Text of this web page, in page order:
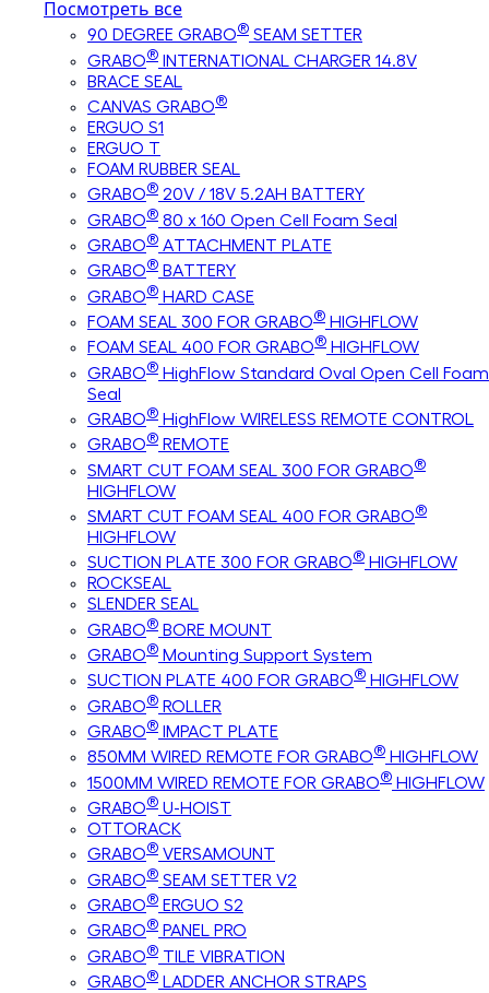
Посмотреть все
90 DEGREE GRABO® SEAM SETTER
GRABO® INTERNATIONAL CHARGER 14.8V
BRACE SEAL
CANVAS GRABO®
ERGUO S1
ERGUO T
FOAM RUBBER SEAL
GRABO® 20V / 18V 5.2AH BATTERY
GRABO® 80 x 160 Open Cell Foam Seal
GRABO® ATTACHMENT PLATE
GRABO® BATTERY
GRABO® HARD CASE
FOAM SEAL 300 FOR GRABO® HIGHFLOW
FOAM SEAL 400 FOR GRABO® HIGHFLOW
GRABO® HighFlow Standard Oval Open Cell Foam
Seal
GRABO® HighFlow WIRELESS REMOTE CONTROL
GRABO® REMOTE
SMART CUT FOAM SEAL 300 FOR GRABO®
HIGHFLOW
SMART CUT FOAM SEAL 400 FOR GRABO®
HIGHFLOW
SUCTION PLATE 300 FOR GRABO® HIGHFLOW
ROCKSEAL
SLENDER SEAL
GRABO® BORE MOUNT
GRABO® Mounting Support System
SUCTION PLATE 400 FOR GRABO® HIGHFLOW
GRABO® ROLLER
GRABO® IMPACT PLATE
850MM WIRED REMOTE FOR GRABO® HIGHFLOW
1500MM WIRED REMOTE FOR GRABO® HIGHFLOW
GRABO® U-HOIST
OTTORACK
GRABO® VERSAMOUNT
GRABO® SEAM SETTER V2
GRABO® ERGUO S2
GRABO® PANEL PRO
GRABO® TILE VIBRATION
GRABO® LADDER ANCHOR STRAPS